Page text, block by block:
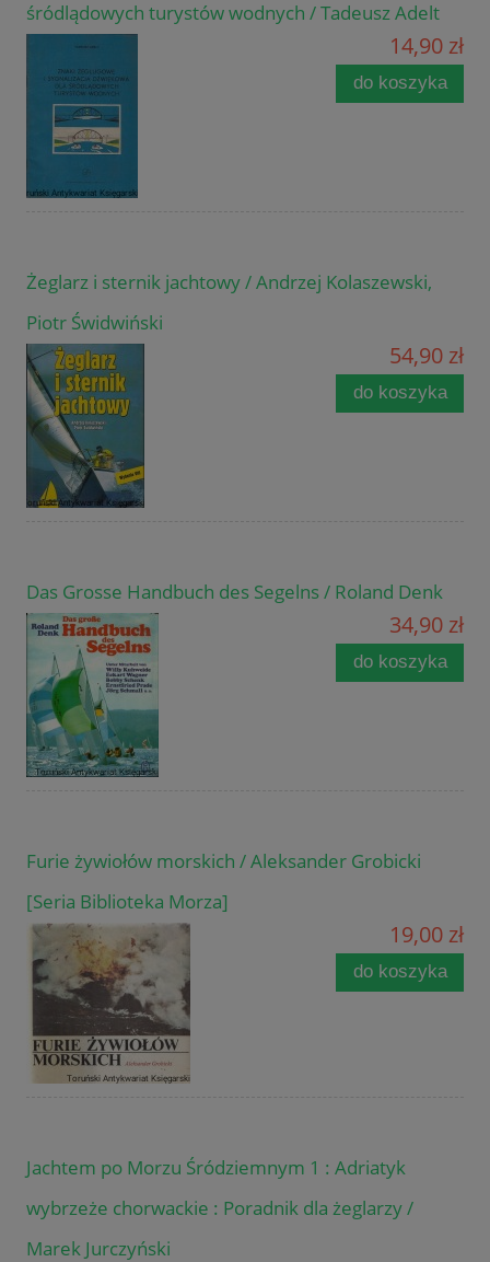
śródlądowych turystów wodnych / Tadeusz Adelt
14,90 zł
do koszyka
Żeglarz i sternik jachtowy / Andrzej Kolaszewski,
Piotr Świdwiński
54,90 zł
do koszyka
Das Grosse Handbuch des Segelns / Roland Denk
34,90 zł
do koszyka
Furie żywiołów morskich / Aleksander Grobicki
[Seria Biblioteka Morza]
19,00 zł
do koszyka
Jachtem po Morzu Śródziemnym 1 : Adriatyk
wybrzeże chorwackie : Poradnik dla żeglarzy /
Marek Jurczyński